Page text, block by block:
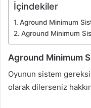
İçindekiler
Aground Minimum
Aground Minimum
Aground Minimum
Oyunun sistem
olarak dilerseniz